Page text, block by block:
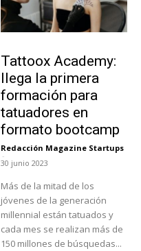
Tattoox Academy:
llega la primera
formación para
tatuadores en
formato bootcamp
Redacción Magazine Startups
-
30 junio 2023
Más de la mitad de los
jóvenes de la generación
millennial están tatuados y
cada mes se realizan más de
150 millones de búsquedas...